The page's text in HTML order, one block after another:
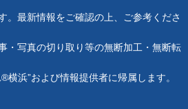
。最新情報をご確認の上、ご参考くださ
・写真の切り取り等の無断加工・無断転
横浜”および情報提供者に帰属します。